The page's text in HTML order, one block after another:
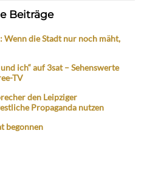
Beiträge
die Stadt nur noch mäht,
ich“ auf 3sat – Sehenswerte
TV
den Leipziger
Propaganda nutzen
begonnen